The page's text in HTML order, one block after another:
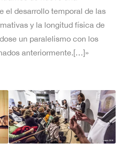
el desarrollo temporal de las
y la longitud física de
un paralelismo con los
anteriormente.[…]»